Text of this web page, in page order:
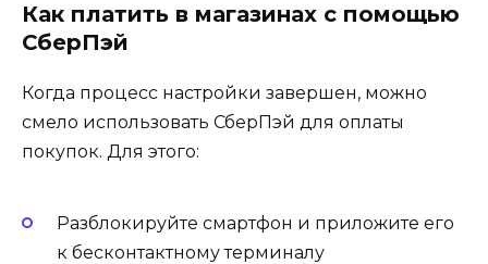
Как платить в магазинах с помощью
СберПэй
Когда процесс настройки завершен, можно
смело использовать СберПэй для оплаты
покупок. Для этого:
Разблокируйте смартфон и приложите его
к бесконтактному терминалу